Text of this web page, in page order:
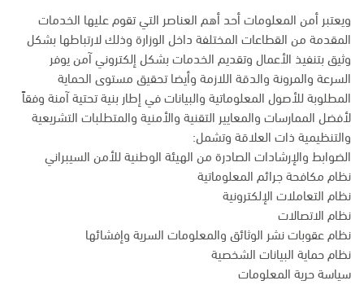
ويعتبر أمن المعلومات أحد أهم العناصر التي تقوم عليها الخدمات
المقدمة من القطاعات المختلفة داخل الوزارة وذلك لارتباطها بشكل
وثيق بتنفيذ الأعمال وتقديم الخدمات بشكل إلكتروني آمن يوفر
السرعة والمرونة والدقة اللازمة وأيضا تحقيق مستوى الحماية
المطلوبة للأصول المعلوماتية والبيانات في إطار بنية تحتية آمنة وفقاً
لأفضل الممارسات والمعايير التقنية والأمنية والمتطلبات التشريعية
والتنظيمية ذات العلاقة وتشمل:
الضوابط والإرشادات الصادرة من الهيئة الوطنية للأمن السيبراني
نظام مكافحة جرائم المعلوماتية
نظام التعاملات الإلكترونية
نظام الاتصالات
نظام عقوبات نشر الوثائق والمعلومات السرية وإفشائها
نظام حماية البيانات الشخصية
سياسة حرية المعلومات